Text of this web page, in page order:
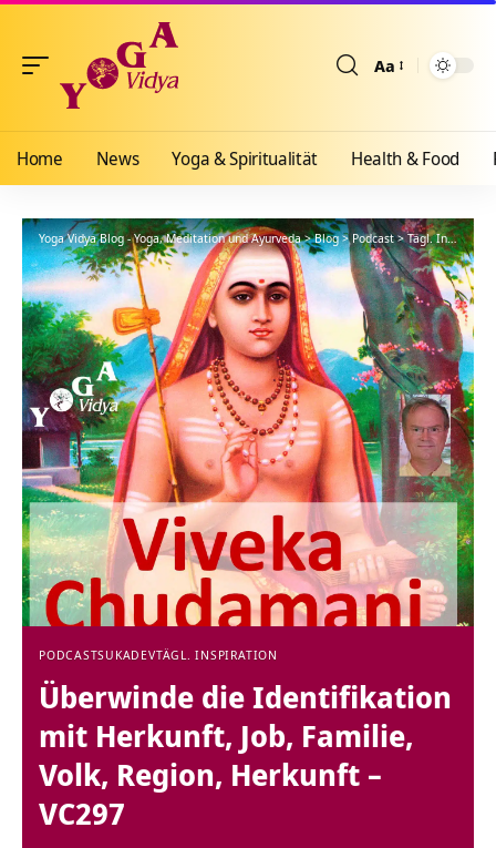
Aa
Home News Yoga & Spiritualität Health & Food
Yoga Vidya Blog - Yoga, Meditation und Ayurveda>Blog>Podcast>Tägl. Inspiration
PODCASTSUKADEVTÄGL. INSPIRATION
Überwinde die Identifikation
mit Herkunft, Job, Familie,
Volk, Region, Herkunft –
VC297